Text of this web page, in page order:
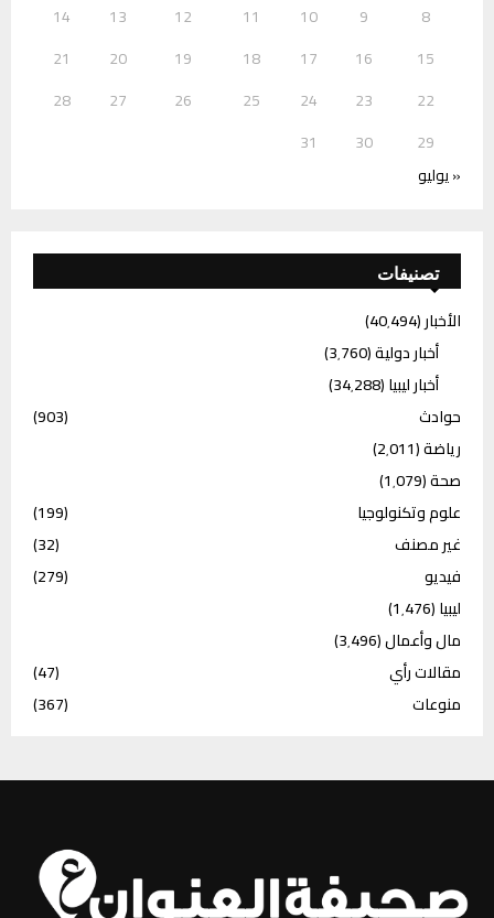
8
9
10
11
12
13
14
15
16
17
18
19
20
21
22
23
24
25
26
27
28
29
30
31
« يوليو
تصنيفات
الأخبار(40٬494)
أخبار دولية(3٬760)
أخبار ليبيا(34٬288)
حوادث
(903)
رياضة(2٬011)
صحة(1٬079)
علوم وتكنولوجيا
(199)
غير مصنف
(32)
فيديو
(279)
ليبيا(1٬476)
مال وأعمال(3٬496)
مقالات رأي
(47)
منوعات
(367)